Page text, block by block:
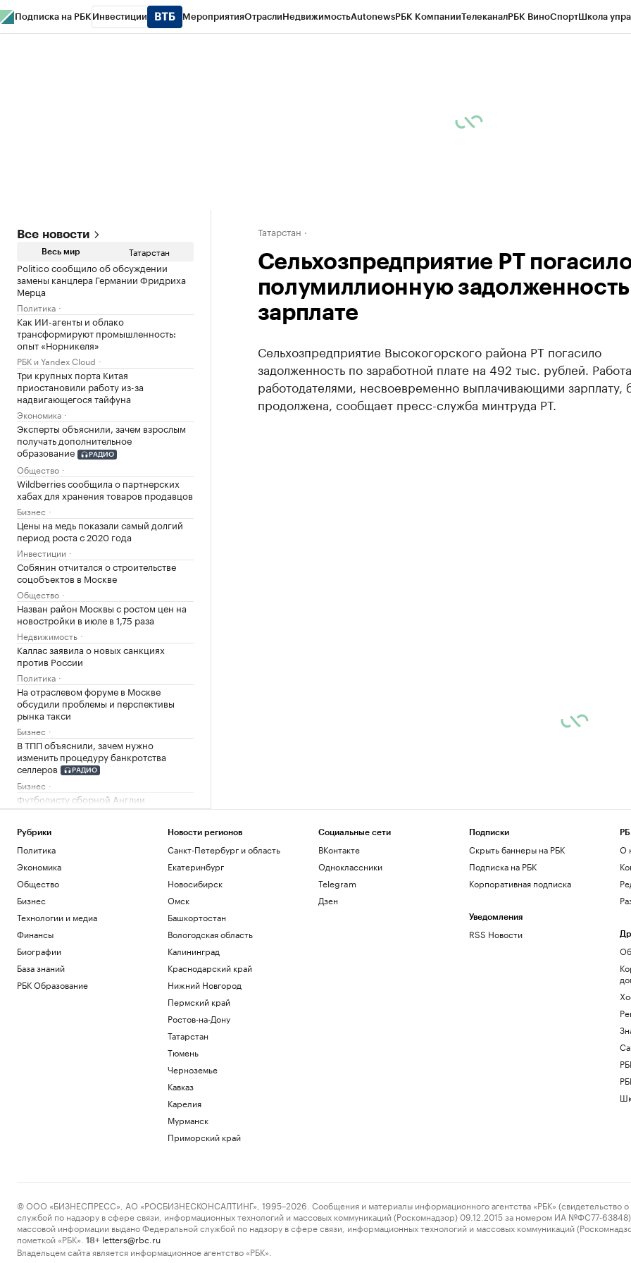
Подписка на РБК Инвестиции МероприятияОтраслиНедвижимостьAutonewsРБК КомпанииТелеканалРБК ВиноСпортШкола
Все новости
Весь мир Татарстан
Politico сообщило об обсуждении
замены канцлера Германии Фридриха
Мерца
Политика
Как ИИ-агенты и облако
трансформируют промышленность:
опыт «Норникеля»
РБК и Yandex Cloud
Три крупных порта Китая
приостановили работу из-за
надвигающегося тайфуна
Экономика
Эксперты объяснили, зачем взрослым
получать дополнительное
образование
РАДИО
Общество
Wildberries сообщила о партнерских
хабах для хранения товаров продавцов
Бизнес
Цены на медь показали самый долгий
период роста с 2020 года
Инвестиции
Собянин отчитался о строительстве
соцобъектов в Москве
Общество
Назван район Москвы с ростом цен на
новостройки в июле в 1,75 раза
Недвижимость
Каллас заявила о новых санкциях
против России
Политика
На отраслевом форуме в Москве
обсудили проблемы и перспективы
рынка такси
Бизнес
В ТПП объяснили, зачем нужно
изменить процедуру банкротства
селлеров
РАДИО
Бизнес
Футболисту сборной Англии
предъявили обвинение в нападении в
Спорт
Школы с отличием: как изменилось
представление об учебе рядом с домом
РБК и ПИК Серия плюс
до тела Наговициной на пике Победы
Общество
Как найти свое предназначение и
понять, чем хочется заниматься
Образование
FT узнала о выборе ЕС — расширяться
«сейчас или никогда»
Почему доллар поднялся выше ₽82: 3
Путин провел оперативное совещание
Как выход на фондовый рынок изменил
Татарстан
Сельхозпредприятие РТ
полумиллионную
зарплате
Сельхозпредприятие Высокогорского района РТ погасило
задолженность по заработной плате на 492 тыс. рублей.
работодателями, несвоевременно выплачивающими зарплату,
продолжена, сообщает пресс-служба минтруда РТ.
Рубрики
Политика
Экономика
Общество
Бизнес
Технологии и медиа
Финансы
Биографии
База знаний
РБК Образование
Новости регионов
Санкт-Петербург и область
Екатеринбург
Новосибирск
Омск
Башкортостан
Вологодская область
Калининград
Краснодарский край
Нижний Новгород
Пермский край
Ростов-на-Дону
Татарстан
Тюмень
Черноземье
Кавказ
Карелия
Мурманск
Приморский край
Социальные сети
ВКонтакте
Одноклассники
Telegram
Дзен
Подписки
Скрыть баннеры на РБК
Подписка на РБК
Корпоративная подписка
Уведомления
RSS Новости
О
© ООО «БИЗНЕСПРЕСС», АО «РОСБИЗНЕСКОНСАЛТИНГ», 1995–2026. Сообщения и материалы информационного агентства «РБК» (свидетельство о
службой по надзору в сфере связи, информационных технологий и массовых коммуникаций (Роскомнадзор) 09.12.2015 за номером ИА №ФС77-63848)
массовой информации выдано Федеральной службой по надзору в сфере связи, информационных технологий и массовых коммуникаций
пометкой «РБК».
18+ letters@rbc.ru
Владельцем сайта является информационное агентство «РБК».